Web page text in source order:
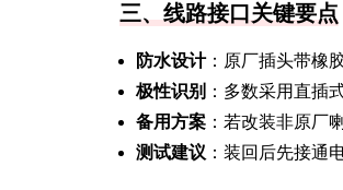
三、线路接口关键要点
防水设计：原厂插头带橡
极性识别 ：多数采用直插
备用方案 ：若改装非原厂
测试建议 ：装回后先接通